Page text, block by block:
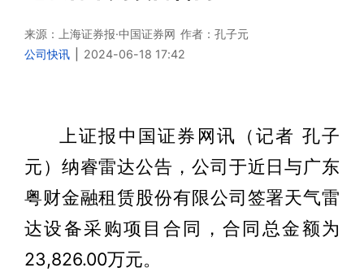
来源：上海证券报·中国证券网 作者：孔子元
公司快讯
2024-06-18 17:42
上证报中国证券网讯（记者 孔子
元）纳睿雷达公告，公司于近日与广东
粤财金融租赁股份有限公司签署天气雷
达设备采购项目合同，合同总金额为
23,826.00万元。